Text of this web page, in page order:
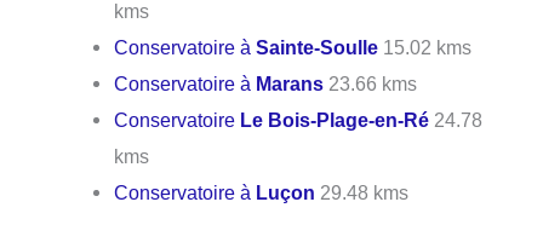
kms
Conservatoire àSainte-Soulle 15.02 kms
Conservatoire à Marans 23.66 kms
Conservatoire Le Bois-Plage-en-Ré 24.78
kms
Conservatoire à Luçon 29.48 kms